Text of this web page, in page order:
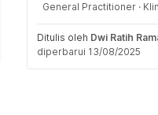
General Practitioner ·
Ditulis oleh Dwi Ratih
diperbarui 13/08/2025